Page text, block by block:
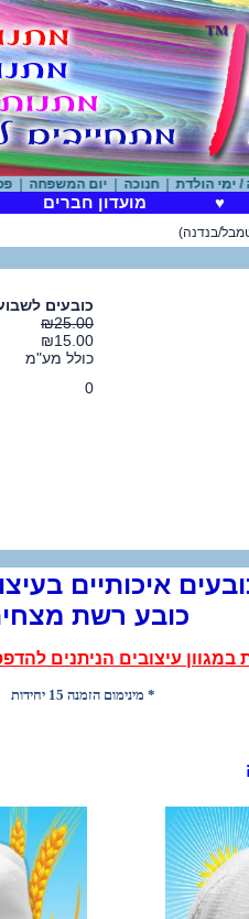
הולדת|חנוכה|יום המשפחה|פסח |
♥ מועדון חברים
בנדנה)
כובעים
₪25.00
₪15.00
כולל מע"מ
0
איכותיים
כובע רשת
במגוון עיצובים הניתנים
* מינימום הזמנה 15 יחידות * המחיר אינו כולל עיטוף ומשלוח *